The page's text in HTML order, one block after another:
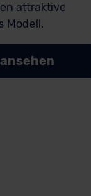
attraktive
Modell.